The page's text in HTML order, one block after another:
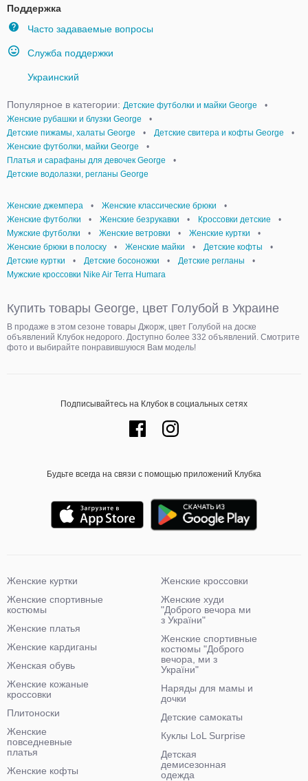
Поддержка
Часто задаваемые вопросы
Служба поддержки
Украинский
Популярное в категории: Детские футболки и майки George
•
Женские рубашки и блузки George
•
Детские пижамы, халаты George
• Детские свитера и кофты George
•
Женские футболки, майки George
•
Платья и сарафаны для девочек George
•
Детские водолазки, регланы George
Женские джемпера • Женские классические брюки
•
Женские футболки
• Женские безрукавки • Кроссовки детские
•
Мужские футболки
• Женские ветровки • Женские куртки
•
Женские брюки в полоску
• Женские майки • Детские кофты
•
Детские куртки
• Детские босоножки • Детские регланы
•
Мужские кроссовки Nike Air Terra Humara
Купить товары George, цвет Голубой в Украине
В продаже в этом сезоне товары Джорж, цвет Голубой на доске
объявлений Клубок недорого. Доступно более 332 объявлений. Смотрите
фото и выбирайте понравившуюся Вам модель!
Подписывайтесь на Клубок в социальных сетях
Будьте всегда на связи с помощью приложений Клубка
Женские куртки
Женские спортивные
костюмы
Женские платья
Женские кардиганы
Женская обувь
Женские кожаные
кроссовки
Плитоноски
Женские
повседневные
платья
Женские кофты
Женские кроссовки
Женские худи
"Доброго вечора ми
з України"
Женские спортивные
костюмы "Доброго
вечора, ми з
України"
Наряды для мамы и
дочки
Детские самокаты
Куклы LoL Surprise
Детская
демисезонная
одежда